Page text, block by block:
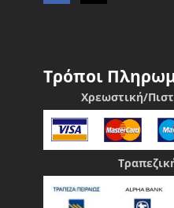
Τρόποι
Χρεωστική/